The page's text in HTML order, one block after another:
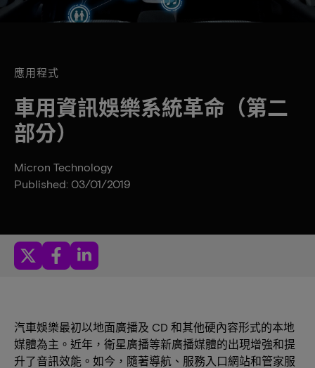
應用程式
車用資訊娛樂系統革命（第二
部分）
Micron Technology
Published: 03/01/2019
汽車娛樂最初以地面廣播及 CD 和其他硬內容形式的本地
媒體為主。近年，衛星廣播等新廣播媒體的出現增強和提
升了音訊效能。如今，隨著導航、服務入口網站和管家服